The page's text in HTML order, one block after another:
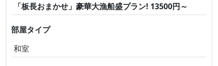
「板長おまかせ」豪華大漁船盛プラン! 13500円～
部屋タイプ
和室